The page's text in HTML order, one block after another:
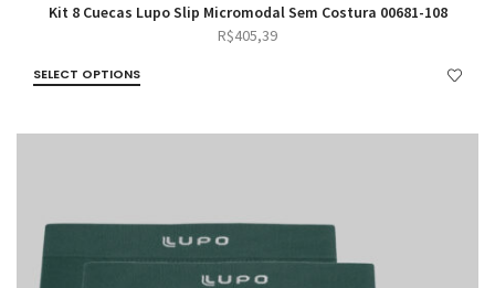
Kit 8 Cuecas Lupo Slip Micromodal Sem Costura 00681-108
R$405,39
SELECT OPTIONS